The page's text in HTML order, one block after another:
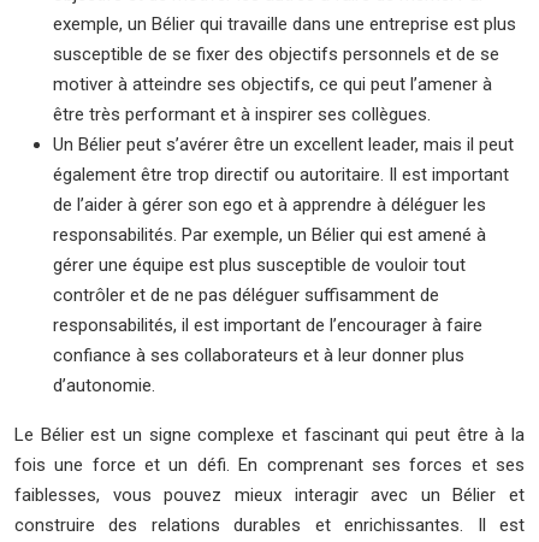
exemple, un Bélier qui travaille dans une entreprise est plus
susceptible de se fixer des objectifs personnels et de se
motiver à atteindre ses objectifs, ce qui peut l’amener à
être très performant et à inspirer ses collègues.
Un Bélier peut s’avérer être un excellent leader, mais il peut
également être trop directif ou autoritaire. Il est important
de l’aider à gérer son ego et à apprendre à déléguer les
responsabilités. Par exemple, un Bélier qui est amené à
gérer une équipe est plus susceptible de vouloir tout
contrôler et de ne pas déléguer suffisamment de
responsabilités, il est important de l’encourager à faire
confiance à ses collaborateurs et à leur donner plus
d’autonomie.
Le Bélier est un signe complexe et fascinant qui peut être à la
fois une force et un défi. En comprenant ses forces et ses
faiblesses, vous pouvez mieux interagir avec un Bélier et
construire des relations durables et enrichissantes. Il est